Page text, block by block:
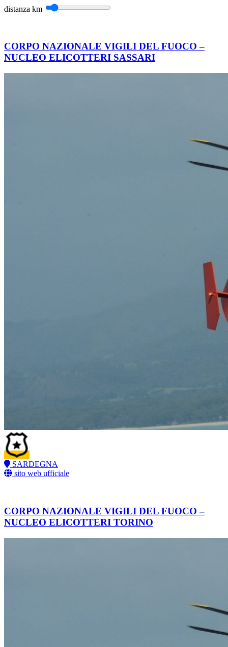
distanza km
CORPO NAZIONALE VIGILI DEL FUOCO –
NUCLEO ELICOTTERI SASSARI
SARDEGNA
sito web ufficiale
CORPO NAZIONALE VIGILI DEL FUOCO –
NUCLEO ELICOTTERI TORINO